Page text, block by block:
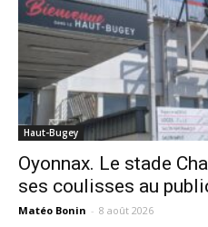
Haut-Bugey
Oyonnax. Le stade
ses coulisses au
Matéo Bonin - 8 août 2026